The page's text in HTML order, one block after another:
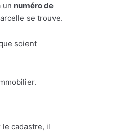
un numéro de
se trouve.
soient
cadastre, il